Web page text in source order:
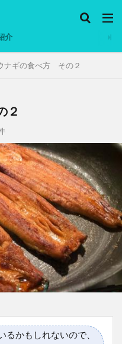
介
ナギの食べ方 その２
２
かもしれないので、
社会 脱水シート